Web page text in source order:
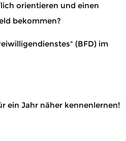
orientieren und einen
bekommen?
(BFD) im
ein Jahr näher kennenlernen!